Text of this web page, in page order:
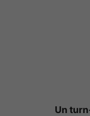
Un